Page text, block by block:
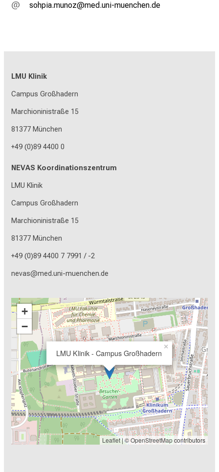
cüzölg/vfuüß vimeful_vfiuyziu mi
LMU Klinik
Campus Großhadern
Marchioninistraße 15
81377 München
+49 (0)89 4400 0
NEVAS Koordinationszentrum
LMU Klinik
Campus Großhadern
Marchioninistraße 15
81377 München
+49 (0)89 4400 7 7991 / -2
nevas@med.uni-muenchen.de
LMU Klinik - Campus Großhadern
×
+
−
Leaflet| ©OpenStreetMapcontributors